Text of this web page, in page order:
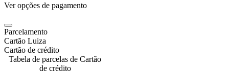
Ver opções de pagamento
Parcelamento
Cartão Luiza
Cartão de crédito
Tabela de parcelas de Cartão
de crédito